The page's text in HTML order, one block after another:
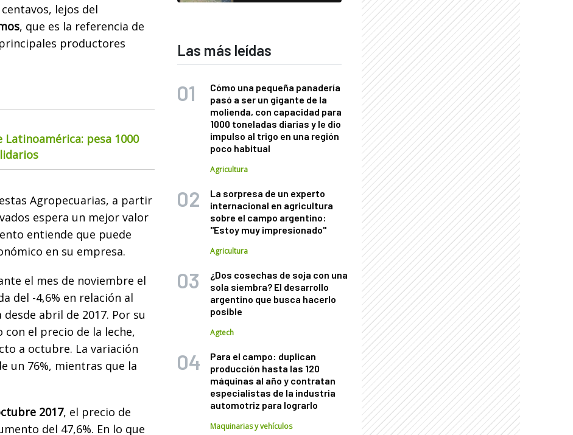
lejos del
, que es la referencia de
productores
pesa 1000
Agropecuarias, a partir
espera un mejor valor
entiende que puede
en su empresa.
el mes de noviembre el
del -4,6% en relación al
abril de 2017. Por su
el precio de la leche,
a octubre. La variación
un 76%, mientras que la
2017, el precio de
del 47,6%. En lo que
Las más leídas
Cómo una pequeña panadería
pasó a ser un gigante de la
molienda, con capacidad para
1000 toneladas diarias y le dio
impulso al trigo en una región
poco habitual
Agricultura
La sorpresa de un experto
internacional en agricultura
sobre el campo argentino:
"Estoy muy impresionado"
Agricultura
¿Dos cosechas de soja con una
sola siembra? El desarrollo
argentino que busca hacerlo
posible
Agtech
Para el campo: duplican
producción hasta las 120
máquinas al año y contratan
especialistas de la industria
automotriz para lograrlo
Maquinarias y vehículos